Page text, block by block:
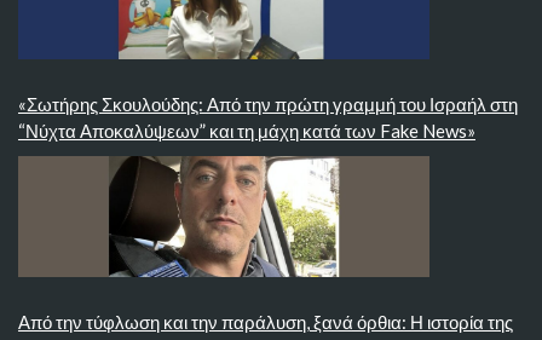
«Σωτήρης Σκουλούδης: Από την πρώτη γραμμή του Ισραήλ στη
“Νύχτα Αποκαλύψεων” και τη μάχη κατά των Fake News»
Από την τύφλωση και την παράλυση, ξανά όρθια: Η ιστορία της